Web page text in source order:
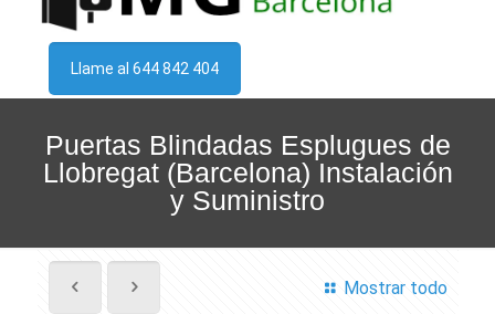
Llame al 644 842 404
Puertas Blindadas Esplugues de
Llobregat (Barcelona) Instalación
y Suministro
Mostrar todo